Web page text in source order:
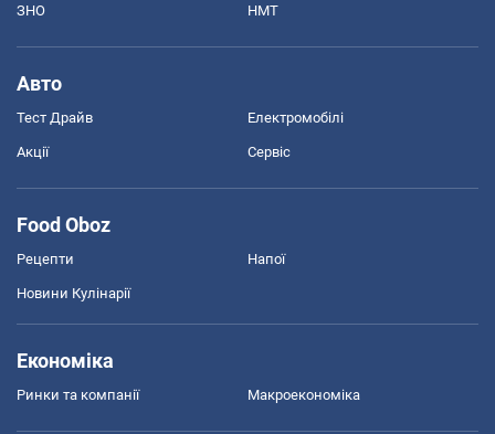
ЗНО НМТ
Авто
Тест Драйв Електромобілі
Акції Сервіс
Food Oboz
Рецепти Напої
Новини Кулінарії
Економіка
Ринки та компанії Макроекономіка